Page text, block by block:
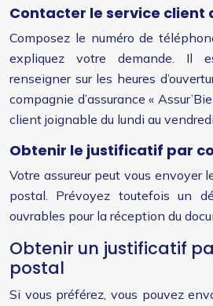
Contacter le service client
Composez le numéro de
expliquez votre demande. Il
renseigner sur les heures
compagnie d’assurance «
client joignable du lundi au
Obtenir le justificatif par
Votre assureur peut vous envoyer
postal. Prévoyez toutefois un
ouvrables pour la réception du
Obtenir un justificatif
postal
Si vous préférez, vous pouvez